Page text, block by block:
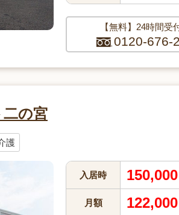
【無料】24時間受
0120-676-
の宮
護
入居時 150,000
月額 122,000